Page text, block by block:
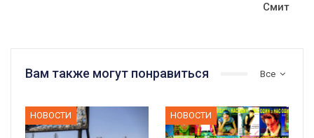
Смит
Все
Вам также могут понравиться
НОВОСТИ НОВОСТИ